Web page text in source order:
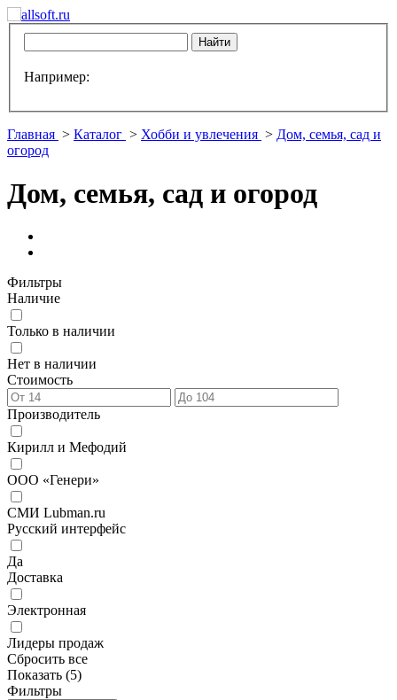
Например:
Главная > Каталог > Хобби и увлечения > Дом, семья, сад и
огород
Дом, семья, сад и огород
Фильтры
Наличие
Только в наличии
Нет в наличии
Стоимость
Производитель
Кирилл и Мефодий
ООО «Генери »
СМИ Lubman.ru
Русский интерфейс
Да
Доставка
Электронная
Лидеры продаж
Сбросить все
Показать (5)
Фильтры